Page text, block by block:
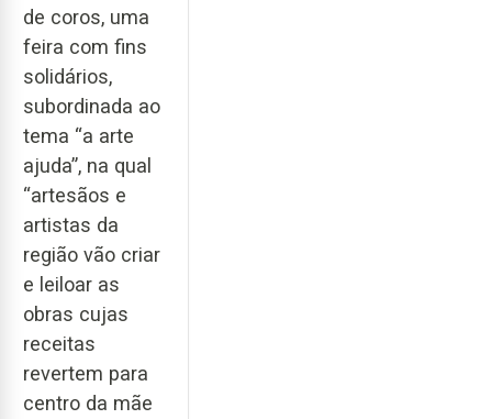
de coros, uma
feira com fins
solidários,
subordinada ao
tema “a arte
ajuda”, na qual
“artesãos e
artistas da
região vão criar
e leiloar as
obras cujas
receitas
revertem para
centro da mãe